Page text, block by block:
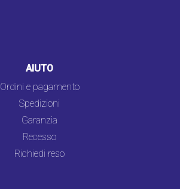
AIUTO
Ordini e pagamento
Spedizioni
Garanzia
Recesso
Richiedi reso